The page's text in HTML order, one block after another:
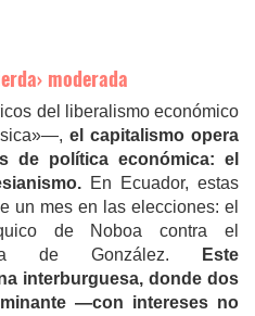
moderada
del liberalismo económico
el capitalismo opera
de política económica: el
En Ecuador, estas
un mes en las elecciones: el
de Noboa contra el
de González.
Este
interburguesa, donde dos
—con intereses no